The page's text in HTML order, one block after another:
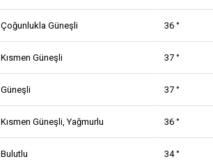
Çoğunlukla Güneşli 36 °
Kısmen Güneşli 37 °
Güneşli 37 °
Kısmen Güneşli, Yağmurlu 36 °
Bulutlu 34 °